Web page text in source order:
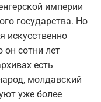
империи
государства. Но
искусственно
он сотни лет
есть
молдавский
уже более